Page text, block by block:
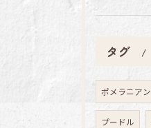
タグ
ポメラニアン
プードル